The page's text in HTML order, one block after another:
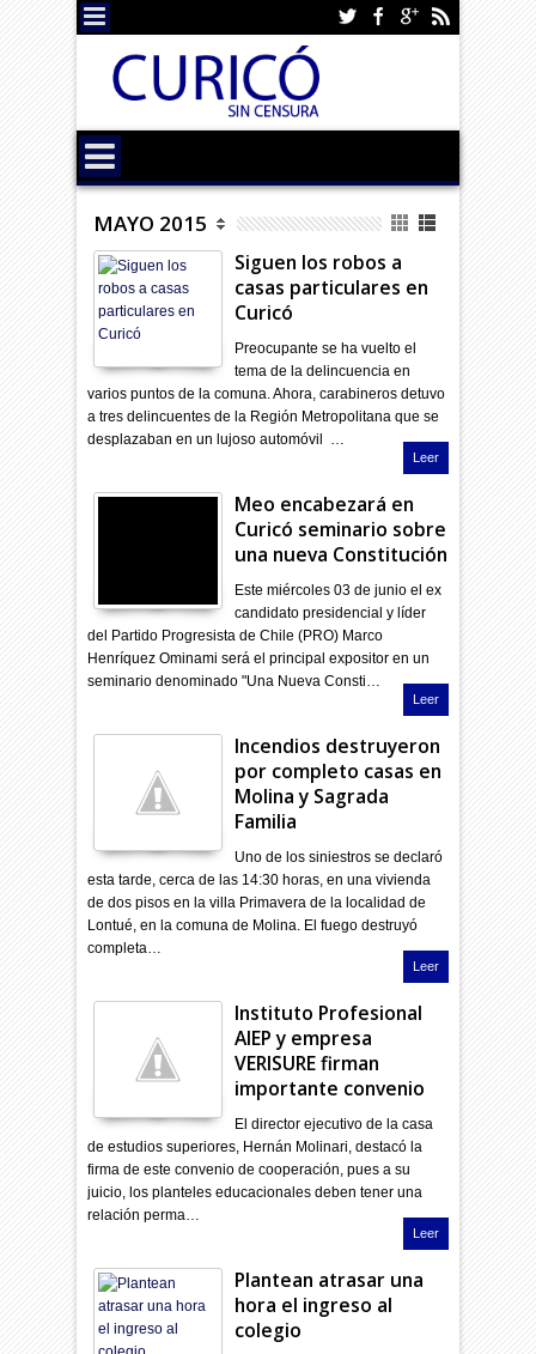
MAYO 2015
Siguen los robos a
casas particulares en
Curicó
Preocupante se ha vuelto el
tema de la delincuencia en
varios puntos de la comuna. Ahora, carabineros detuvo
a tres delincuentes de la Región Metropolitana que se
desplazaban en un lujoso automóvil …
Leer
Meo encabezará en
Curicó seminario sobre
una nueva Constitución
Este miércoles 03 de junio el ex
candidato presidencial y líder
del Partido Progresista de Chile (PRO) Marco
Henríquez Ominami será el principal expositor en un
seminario denominado "Una Nueva Consti…
Leer
Incendios destruyeron
por completo casas en
Molina y Sagrada
Familia
Uno de los siniestros se declaró
esta tarde, cerca de las 14:30 horas, en una vivienda
de dos pisos en la villa Primavera de la localidad de
Lontué, en la comuna de Molina. El fuego destruyó
completa…
Leer
Instituto Profesional
AIEP y empresa
VERISURE firman
importante convenio
El director ejecutivo de la casa
de estudios superiores, Hernán Molinari, destacó la
firma de este convenio de cooperación, pues a su
juicio, los planteles educacionales deben tener una
relación perma…
Leer
Plantean atrasar una
hora el ingreso al
colegio